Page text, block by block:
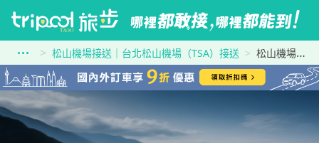
松山機場接送｜台北松山機場（TSA）接送 松山機場到台北晶華酒店